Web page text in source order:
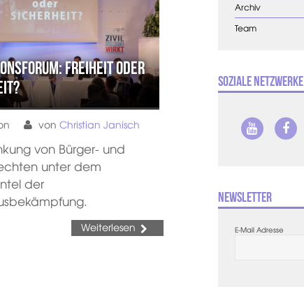
Freiheit oder
von Christian Janisch
von Bürger- und
unter dem
der
Weiterlesen
Archiv
Team
Soziale Netzwerke
Newsletter
E-Mail Adresse